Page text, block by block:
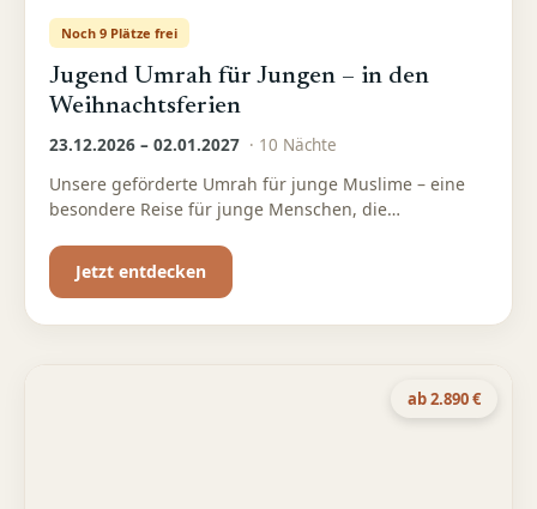
Noch 9 Plätze frei
Jugend Umrah für Jungen – in den
Weihnachtsferien
23.12.2026 – 02.01.2027 · 10 Nächte
Unsere geförderte Umrah für junge Muslime – eine
besondere Reise für junge Menschen, die
möchten
Jetzt entdecken
ab 2.890 €